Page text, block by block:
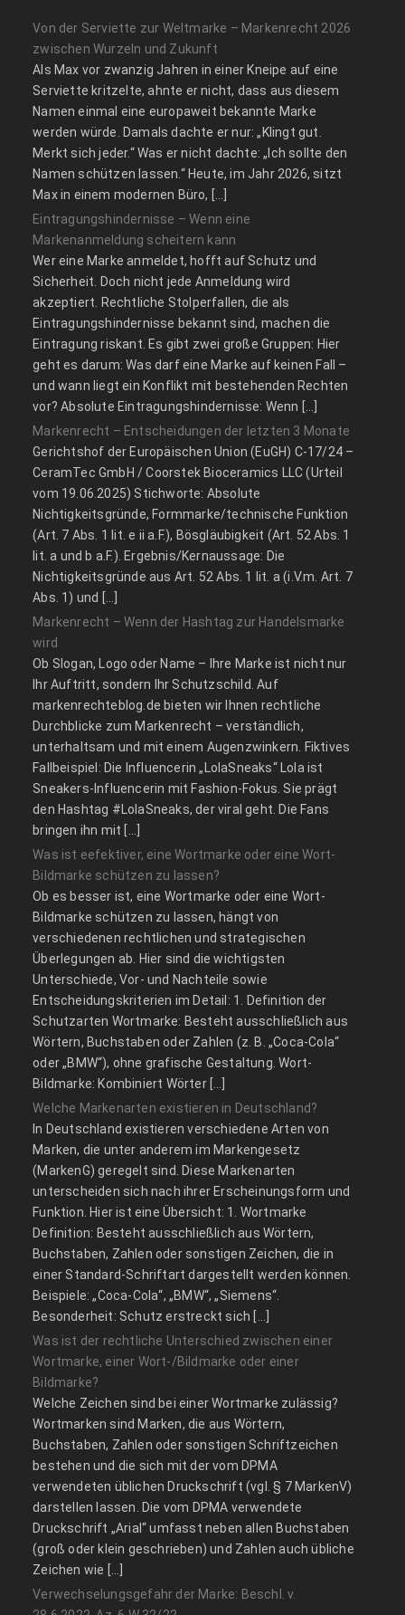
Von der Serviette zur Weltmarke – Markenrecht 2026
zwischen Wurzeln und Zukunft
Als Max vor zwanzig Jahren in einer Kneipe auf eine
Serviette kritzelte, ahnte er nicht, dass aus diesem
Namen einmal eine europaweit bekannte Marke
werden würde. Damals dachte er nur: „Klingt gut.
Merkt sich jeder.“ Was er nicht dachte: „Ich sollte den
Namen schützen lassen.“ Heute, im Jahr 2026, sitzt
Max in einem modernen Büro, […]
Eintragungshindernisse – Wenn eine
Markenanmeldung scheitern kann
Wer eine Marke anmeldet, hofft auf Schutz und
Sicherheit. Doch nicht jede Anmeldung wird
akzeptiert. Rechtliche Stolperfallen, die als
Eintragungshindernisse bekannt sind, machen die
Eintragung riskant. Es gibt zwei große Gruppen: Hier
geht es darum: Was darf eine Marke auf keinen Fall –
und wann liegt ein Konflikt mit bestehenden Rechten
vor? Absolute Eintragungshindernisse: Wenn […]
Markenrecht – Entscheidungen der letzten 3 Monate
Gerichtshof der Europäischen Union (EuGH) C‑17/24 –
CeramTec GmbH / Coorstek Bioceramics LLC (Urteil
vom 19.06.2025) Stichworte: Absolute
Nichtigkeitsgründe, Formmarke/technische Funktion
(Art. 7 Abs. 1 lit. e ii a.F.), Bösgläubigkeit (Art. 52 Abs. 1
lit. a und b a.F.). Ergebnis/Kernaussage: Die
Nichtigkeitsgründe aus Art. 52 Abs. 1 lit. a (i.V.m. Art. 7
Abs. 1) und […]
Markenrecht – Wenn der Hashtag zur Handelsmarke
wird
Ob Slogan, Logo oder Name – Ihre Marke ist nicht nur
Ihr Auftritt, sondern Ihr Schutzschild. Auf
markenrechteblog.de bieten wir Ihnen rechtliche
Durchblicke zum Markenrecht – verständlich,
unterhaltsam und mit einem Augenzwinkern. Fiktives
Fallbeispiel: Die Influencerin „LolaSneaks“ Lola ist
Sneakers-Influencerin mit Fashion-Fokus. Sie prägt
den Hashtag #LolaSneaks, der viral geht. Die Fans
bringen ihn mit […]
Was ist eefektiver, eine Wortmarke oder eine Wort-
Bildmarke schützen zu lassen?
Ob es besser ist, eine Wortmarke oder eine Wort-
Bildmarke schützen zu lassen, hängt von
verschiedenen rechtlichen und strategischen
Überlegungen ab. Hier sind die wichtigsten
Unterschiede, Vor- und Nachteile sowie
Entscheidungskriterien im Detail: 1. Definition der
Schutzarten Wortmarke: Besteht ausschließlich aus
Wörtern, Buchstaben oder Zahlen (z. B. „Coca-Cola“
oder „BMW“), ohne grafische Gestaltung. Wort-
Bildmarke: Kombiniert Wörter […]
Welche Markenarten existieren in Deutschland?
In Deutschland existieren verschiedene Arten von
Marken, die unter anderem im Markengesetz
(MarkenG) geregelt sind. Diese Markenarten
unterscheiden sich nach ihrer Erscheinungsform und
Funktion. Hier ist eine Übersicht: 1. Wortmarke
Definition: Besteht ausschließlich aus Wörtern,
Buchstaben, Zahlen oder sonstigen Zeichen, die in
einer Standard-Schriftart dargestellt werden können.
Beispiele: „Coca-Cola“, „BMW“, „Siemens“.
Besonderheit: Schutz erstreckt sich […]
Was ist der rechtliche Unterschied zwischen einer
Wortmarke, einer Wort-/Bildmarke oder einer
Bildmarke?
Welche Zeichen sind bei einer Wortmarke zulässig?
Wortmarken sind Marken, die aus Wörtern,
Buchstaben, Zahlen oder sonstigen Schriftzeichen
bestehen und die sich mit der vom DPMA
verwendeten üblichen Druckschrift (vgl. § 7 MarkenV)
darstellen lassen. Die vom DPMA verwendete
Druckschrift „Arial“ umfasst neben allen Buchstaben
(groß oder klein geschrieben) und Zahlen auch übliche
Zeichen wie […]
Verwechselungsgefahr der Marke: Beschl. v.